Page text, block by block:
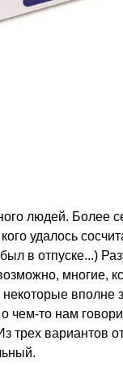
людей. Более
удалось
в отпуске...)
многие,
вполне
чем-то нам
трех вариантов